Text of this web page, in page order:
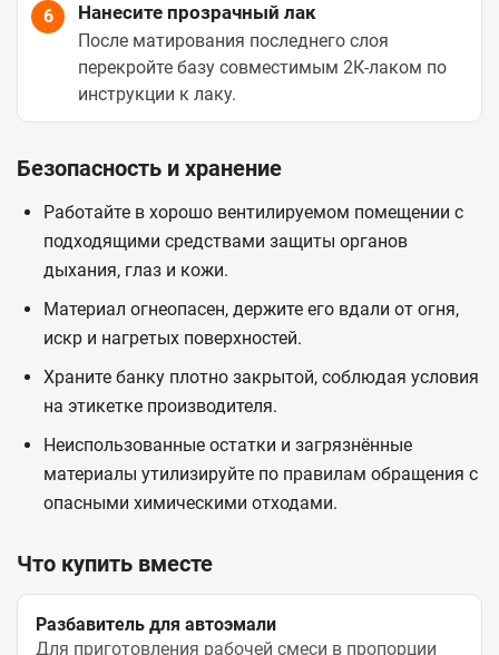
6 Нанесите прозрачный лак
После матирования последнего слоя
перекройте базу совместимым 2К-лаком по
инструкции к лаку.
Безопасность и хранение
Работайте в хорошо вентилируемом помещении с
подходящими средствами защиты органов
дыхания, глаз и кожи.
Материал огнеопасен, держите его вдали от огня,
искр и нагретых поверхностей.
Храните банку плотно закрытой, соблюдая условия
на этикетке производителя.
Неиспользованные остатки и загрязнённые
материалы утилизируйте по правилам обращения с
опасными химическими отходами.
Что купить вместе
Разбавитель для автоэмали
Для приготовления рабочей смеси в пропорции